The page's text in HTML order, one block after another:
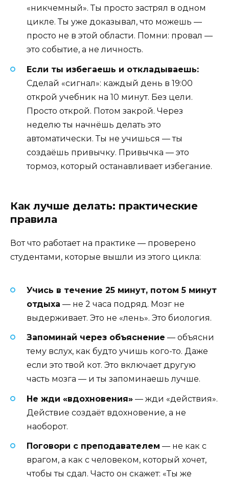
«никчемный». Ты просто застрял в одном
цикле. Ты уже доказывал, что можешь —
просто не в этой области. Помни: провал —
это событие, а не личность.
Если ты избегаешь и откладываешь:
Сделай «сигнал»: каждый день в 19:00
открой учебник на 10 минут. Без цели.
Просто открой. Потом закрой. Через
неделю ты начнёшь делать это
автоматически. Ты не учишься — ты
создаёшь привычку. Привычка — это
тормоз, который останавливает избегание.
Как лучше делать: практические
правила
Вот что работает на практике — проверено
студентами, которые вышли из этого цикла:
Учись в течение 25 минут, потом 5 минут
отдыха — не 2 часа подряд. Мозг не
выдерживает. Это не «лень». Это биология.
Запоминай через объяснение — объясни
тему вслух, как будто учишь кого-то. Даже
если это твой кот. Это включает другую
часть мозга — и ты запоминаешь лучше.
Не жди «вдохновения» — жди «действия».
Действие создаёт вдохновение, а не
наоборот.
Поговори с преподавателем — не как с
врагом, а как с человеком, который хочет,
чтобы ты сдал. Часто он скажет: «Ты же